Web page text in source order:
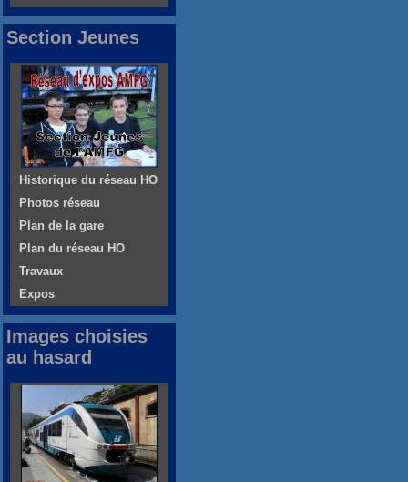
Section Jeunes
Historique du réseau HO
Photos réseau
Plan de la gare
Plan du réseau HO
Travaux
Expos
Images choisies
au hasard